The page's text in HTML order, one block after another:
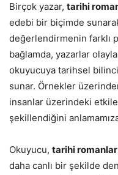
Birçok yazar, tarihi
edebi bir biçimde
değerlendirmenin farklı
bağlamda, yazarlar
okuyucuya tarihsel
sunar. Örnekler
insanlar üzerindeki
şekillendiğini
Okuyucu, tarihi romanlar
daha canlı bir şekilde